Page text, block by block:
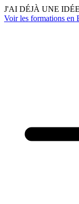
J'AI DÉJÀ UNE
Voir les formations en